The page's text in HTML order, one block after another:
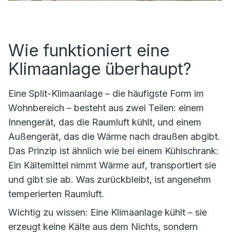
Wie funktioniert eine
Klimaanlage überhaupt?
Eine Split-Klimaanlage – die häufigste Form im
Wohnbereich – besteht aus zwei Teilen: einem
Innengerät, das die Raumluft kühlt, und einem
Außengerät, das die Wärme nach draußen abgibt.
Das Prinzip ist ähnlich wie bei einem Kühlschrank:
Ein Kältemittel nimmt Wärme auf, transportiert sie
und gibt sie ab. Was zurückbleibt, ist angenehm
temperierten Raumluft.
Wichtig zu wissen: Eine Klimaanlage kühlt – sie
erzeugt keine Kälte aus dem Nichts, sondern